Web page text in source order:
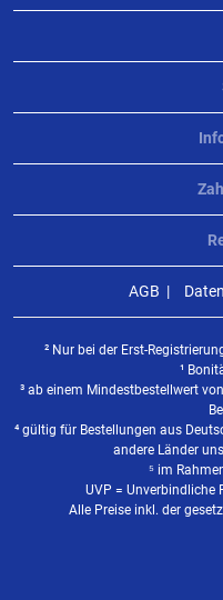
AGB
² Nur bei der Erst-
¹
³ ab einem Mindestbestellwert von
⁴ gültig für Bestellungen aus
andere Länder
⁵ im
UVP = Unverbindliche
Alle Preise inkl. der